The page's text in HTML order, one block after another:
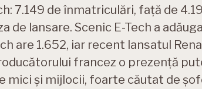
7.149 de înmatriculări, față de
de lansare. Scenic E-Tech a
are 1.652, iar recent lansatul
francez o prezență
mici și mijlocii, foarte căutat de